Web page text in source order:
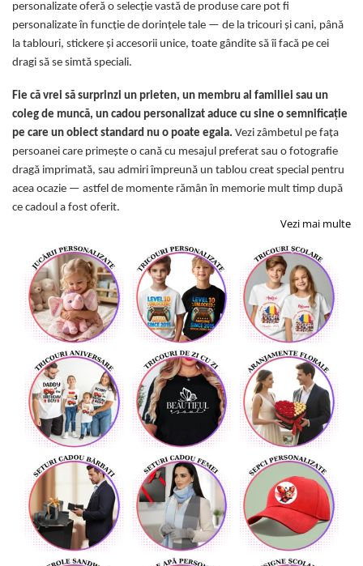
personalizate oferă o selecție vastă de produse care pot fi
personalizate în funcție de dorințele tale — de la tricouri și cani, până
la tablouri, stickere și accesorii unice, toate gândite să îi facă pe cei
dragi să se simtă speciali.
Fie că vrei să surprinzi un prieten, un membru al familiei sau un
coleg de muncă, un cadou personalizat aduce cu sine o semnificație
pe care un obiect standard nu o poate egala. Vezi zâmbetul pe fața
persoanei care primește o cană cu mesajul preferat sau o fotografie
dragă imprimată, sau admiri împreună un tablou creat special pentru
acea ocazie — astfel de momente rămân în memorie mult timp după
ce cadoul a fost oferit.
Vezi mai multe